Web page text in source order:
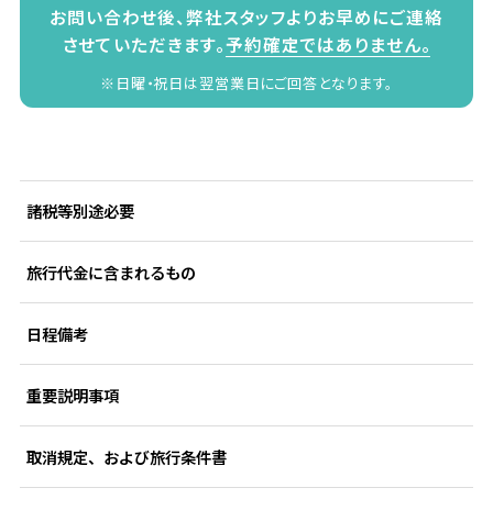
お問い合わせ後、弊社スタッフよりお早めにご連絡
させていただきます。予約確定ではありません。
※日曜・祝日は翌営業日にご回答となります。
諸税等別途必要
旅行代金に含まれるもの
日程備考
重要説明事項
取消規定、および旅行条件書